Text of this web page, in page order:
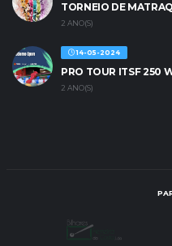
TORNEIO DE
2 ANO(S)
14-05-2024
PRO TOUR ITSF 250
2 ANO(S)